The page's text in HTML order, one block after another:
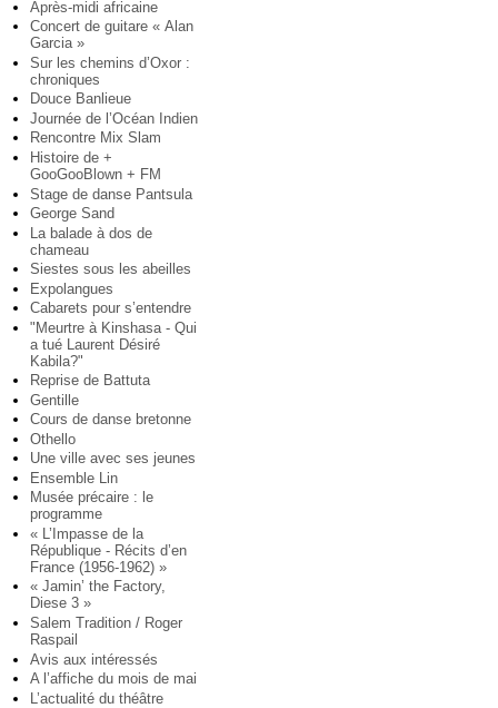
Après-midi africaine
Concert de guitare « Alan
Garcia »
Sur les chemins d’Oxor :
chroniques
Douce Banlieue
Journée de l’Océan Indien
Rencontre Mix Slam
Histoire de +
GooGooBlown + FM
Stage de danse Pantsula
George Sand
La balade à dos de
chameau
Siestes sous les abeilles
Expolangues
Cabarets pour s’entendre
"Meurtre à Kinshasa - Qui
a tué Laurent Désiré
Kabila?"
Reprise de Battuta
Gentille
Cours de danse bretonne
Othello
Une ville avec ses jeunes
Ensemble Lin
Musée précaire : le
programme
« L’Impasse de la
République - Récits d’en
France (1956-1962) »
« Jamin’ the Factory,
Diese 3 »
Salem Tradition / Roger
Raspail
Avis aux intéressés
A l’affiche du mois de mai
L’actualité du théâtre